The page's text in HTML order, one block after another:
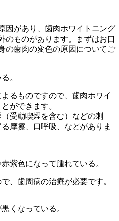
因があり、歯肉ホワイトニング
のものがあります。まずはお口
の歯肉の変色の原因についてご
。
るものですので、歯肉ホワイ
ができます。
受動喫煙を含む）などの刺
摩擦、口呼吸、などがありま
紫色になって腫れている。
、歯周病の治療が必要です。
くなっている。